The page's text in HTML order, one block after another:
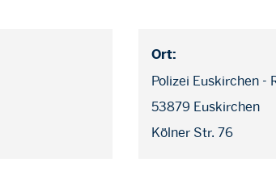
Ort:
Polizei Euskirchen -
53879 Euskirchen
Kölner Str. 76